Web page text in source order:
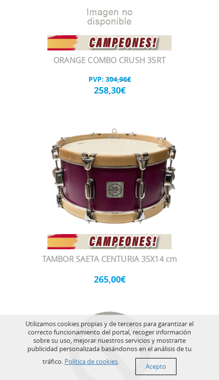
ORANGE COMBO CRUSH 35RT
PVP: 304,96€
258,30€
TAMBOR SAETA CENTURIA 35X14 cm
265,00€
Utilizamos cookies propias y de terceros para garantizar el
correcto funcionamiento del portal, recoger información
sobre su uso, mejorar nuestros servicios y mostrarte
publicidad personalizada basándonos en el análisis de tu
tráfico. Política de cookies.
Acepto